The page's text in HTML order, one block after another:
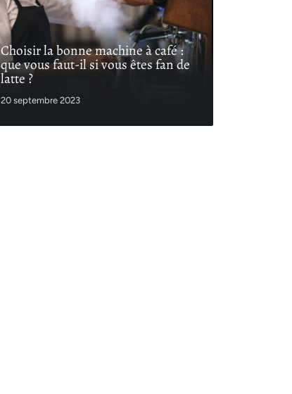
Choisir la bonne machine à café :
que vous faut-il si vous êtes fan de
latte ?
20 septembre 2023